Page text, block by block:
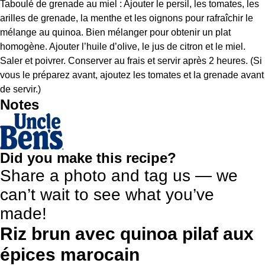
Taboulé de grenade au miel : Ajouter le persil, les tomates, les
arilles de grenade, la menthe et les oignons pour rafraîchir le
mélange au quinoa. Bien mélanger pour obtenir un plat
homogène. Ajouter l’huile d’olive, le jus de citron et le miel.
Saler et poivrer. Conserver au frais et servir après 2 heures. (Si
vous le préparez avant, ajoutez les tomates et la grenade avant
de servir.)
Notes
Did you make this recipe?
Share a photo and tag us — we
can’t wait to see what you’ve
made!
Riz brun avec quinoa pilaf aux
épices marocain